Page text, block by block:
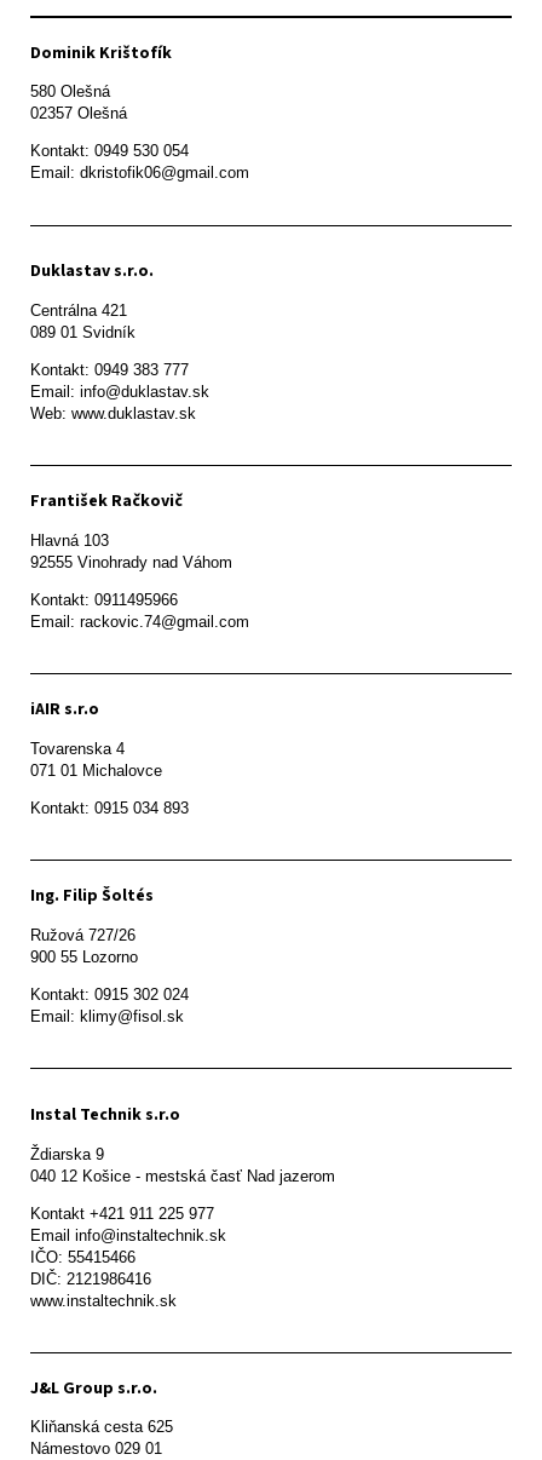
Dominik Krištofík
580 Olešná
Kontakt: 0949 530 054
Email: dkristofik06@gmail.com
Duklastav s.r.o.
Centrálna 421
089 01 Svidník
Kontakt: 0949 383 777
Email: info@duklastav.sk
Web: www.duklastav.sk
František Račkovič
Hlavná 103
92555 Vinohrady nad Váhom
Kontakt: 0911495966
Email: rackovic.74@gmail.com
iAIR s.r.o
Tovarenska 4
071 01 Michalovce
Ing. Filip Šoltés
Ružová 727/26
900 55 Lozorno
Kontakt: 0915 302 024
Email: klimy@fisol.sk
Instal Technik s.r.o
Ždiarska 9
Kontakt +421 911 225 977
Email info@instaltechnik.sk
IČO: 55415466
DIČ: 2121986416
www.instaltechnik.sk
J&L Group s.r.o.
Kliňanská cesta 625
Námestovo 029 01